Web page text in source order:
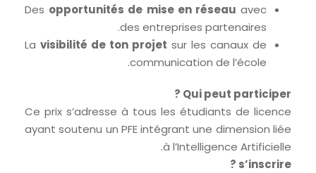
Des opportunités de mise en réseau avec
des entreprises partenaires.
La visibilité de ton projet sur les canaux de
communication de l’école.
Qui peut participer ?
Ce prix s’adresse à tous les étudiants de licence
ayant soutenu un PFE intégrant une dimension liée
à l’Intelligence Artificielle.
s’inscrire ?